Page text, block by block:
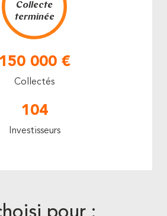
Collecte
terminée
150 000 €
Collectés
104
Investisseurs